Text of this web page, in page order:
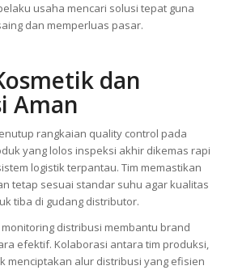
usaha mencari solusi tepat guna
dan memperluas pasar.
dan
Aman
rangkaian quality control pada
yang lolos inspeksi akhir dikemas rapi
logistik terpantau. Tim memastikan
tetap sesuai standar suhu agar kualitas
tiba di gudang distributor.
distribusi membantu brand
efektif. Kolaborasi antara tim produksi,
menciptakan alur distribusi yang efisien